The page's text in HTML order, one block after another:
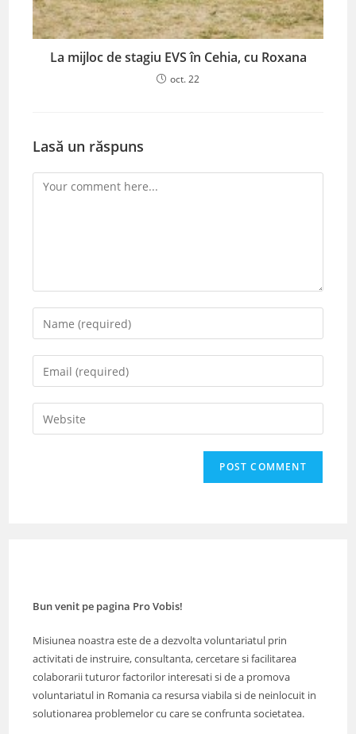
La mijloc de stagiu EVS în Cehia, cu Roxana
oct. 22
Lasă un răspuns
Comment
Enter
your
name
comment
Enter
your
email
address
Enter
your
Bun venit pe pagina Pro Vobis!
Misiunea noastra este de a dezvolta voluntariatul prin
activitati de instruire, consultanta, cercetare si facilitarea
colaborarii tuturor factorilor interesati si de a promova
voluntariatul in Romania ca resursa viabila si de neinlocuit in
solutionarea problemelor cu care se confrunta societatea.